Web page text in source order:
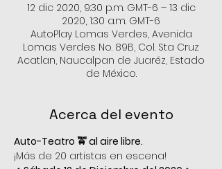
12 dic 2020, 9:30 p.m. GMT-6 – 13 dic
2020, 1:30 a.m. GMT-6
AutoPlay Lomas Verdes, Avenida
Lomas Verdes No. 89B, Col. Sta Cruz
Acatlan, Naucalpan de Juaréz, Estado
de México.
Acerca del evento
Auto-Teatro 🚖 al aire libre.
¡Más de 20 artistas en escena!